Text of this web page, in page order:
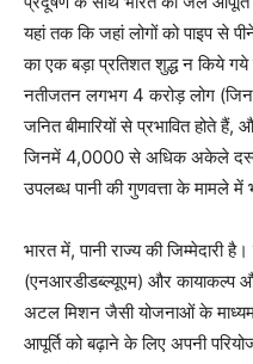
यहां तक कि जहां लोगों को पाइप से
का एक बड़ा प्रतिशत शुद्ध न किये गये
नतीजतन लगभग 4 करोड़ लोग
जनित बीमारियों से प्रभावित होते
जिनमें 4,0000 से अधिक अकेले दस्त
उपलब्ध पानी की गुणवत्ता के मामले
भारत में, पानी राज्य की जिम्मेदारी
(एनआरडीडब्ल्यूएम) और कायाकल्प
अटल मिशन जैसी योजनाओं के
आपूर्ति को बढ़ाने के लिए अपनी